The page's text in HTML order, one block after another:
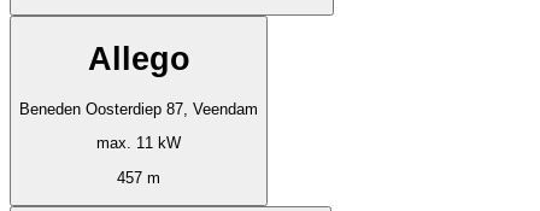
Allego
Beneden Oosterdiep 87, Veendam
max. 11 kW
457 m